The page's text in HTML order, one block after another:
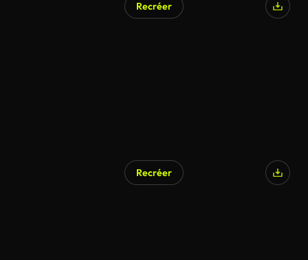
Recréer
Recréer